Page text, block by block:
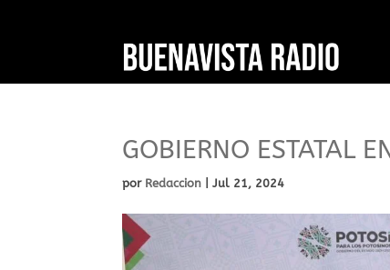
GOBIERNO ESTATAL
por Redaccion |Jul 21, 2024